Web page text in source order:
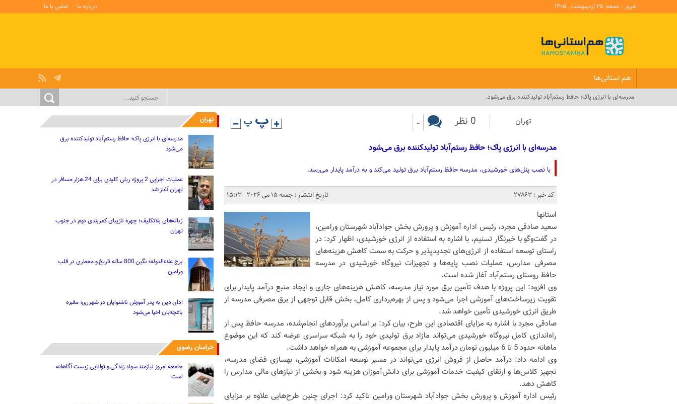
امروز : جمعه, ۲۵ اردیبهشت , ۱۴۰۵ درباره ما تماس با ما
هم استانی‌ها
مدرسه‌ای با انرژی پاک؛ حافظ رستم‌آباد تولیدکننده برق می‌شود_
تهران 0 نظر -
مدرسه‌ای با انرژی پاک؛ حافظ رستم‌آباد تولیدکننده برق می‌شود
با نصب پنل‌های خورشیدی، مدرسه حافظ رستم‌آباد برق تولید می‌کند و به درآمد پایدار می‌رسد.
کد خبر : 27863
تاریخ انتشار : جمعه 15 می 2026 - 15:13
استانها
سعید صادقی مجرد، رئیس اداره آموزش و پرورش بخش جوادآباد شهرستان ورامین،
در گفت‌وگو با خبرنگار تسنیم، با اشاره به استفاده از انرژی خورشیدی، اظهار کرد: در
راستای توسعه استفاده از انرژی‌های تجدیدپذیر و حرکت به سمت کاهش هزینه‌های
مصرفی مدارس، عملیات نصب پایه‌ها و تجهیزات نیروگاه خورشیدی در مدرسه
حافظ روستای رستم‌آباد آغاز شده است.
وی افزود: این پروژه با هدف تأمین برق مورد نیاز مدرسه، کاهش هزینه‌های جاری و ایجاد منبع درآمد پایدار برای
تقویت زیرساخت‌های آموزشی اجرا می‌شود و پس از بهره‌برداری کامل، بخش قابل توجهی از برق مصرفی مدرسه از
طریق انرژی خورشیدی تأمین خواهد شد.
صادقی مجرد با اشاره به مزایای اقتصادی این طرح، بیان کرد: بر اساس برآوردهای انجام‌شده، مدرسه حافظ پس از
راه‌اندازی کامل نیروگاه خورشیدی می‌تواند مازاد برق تولیدی خود را به شبکه سراسری عرضه کند که این موضوع
ماهانه حدود 5 تا 6 میلیون تومان درآمد پایدار برای مجموعه آموزشی به همراه خواهد داشت.
وی ادامه داد: درآمد حاصل از فروش انرژی می‌تواند در مسیر توسعه امکانات آموزشی، بهسازی فضای مدرسه،
تجهیز کلاس‌ها و ارتقای کیفیت خدمات آموزشی برای دانش‌آموزان هزینه شود و بخشی از نیازهای مالی مدارس را
کاهش دهد.
رئیس اداره آموزش و پرورش بخش جوادآباد شهرستان ورامین تاکید کرد: اجرای چنین طرح‌هایی علاوه بر مزایای
تهران
مدرسه‌ای با انرژی پاک؛ حافظ رستم‌آباد تولیدکننده برق
می‌شود
عملیات اجرایی 2 پروژه ریلی کلیدی برای 24 هزار مسافر در
تهران آغاز شد
زباله‌های بلاتکلیف؛ چهره نازیبای کمربندی دوم در جنوب
تهران
برج علاءالدوله؛ نگین 800 ساله تاریخ و معماری در قلب
ورامین
ادای دین به پدر آموزش ناشنوایان در شهرری؛ مقبره
باغچه‌بان احیا می‌شود
خراسان رضوی
جامعه امروز نیازمند سواد زندگی و توانایی زیست آگاهانه
است